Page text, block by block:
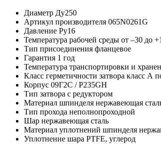
Диаметр Ду250
Артикул производителя 065N0261G
Давление Ру16
Температура рабочей среды от –30 до
Тип присоединения фланцевое
Гарантия 1 год
Температура транспортировки и
Класс герметичности затвора класс А
Корпус 09Г2С / P235GH
Тип затвора с редуктором
Материал шпинделя нержавеющая
Тип прохода неполнопроходной
Шар нержавеющая сталь
Материал уплотнений шпинделя
Уплотнение шара PTFE, углерод